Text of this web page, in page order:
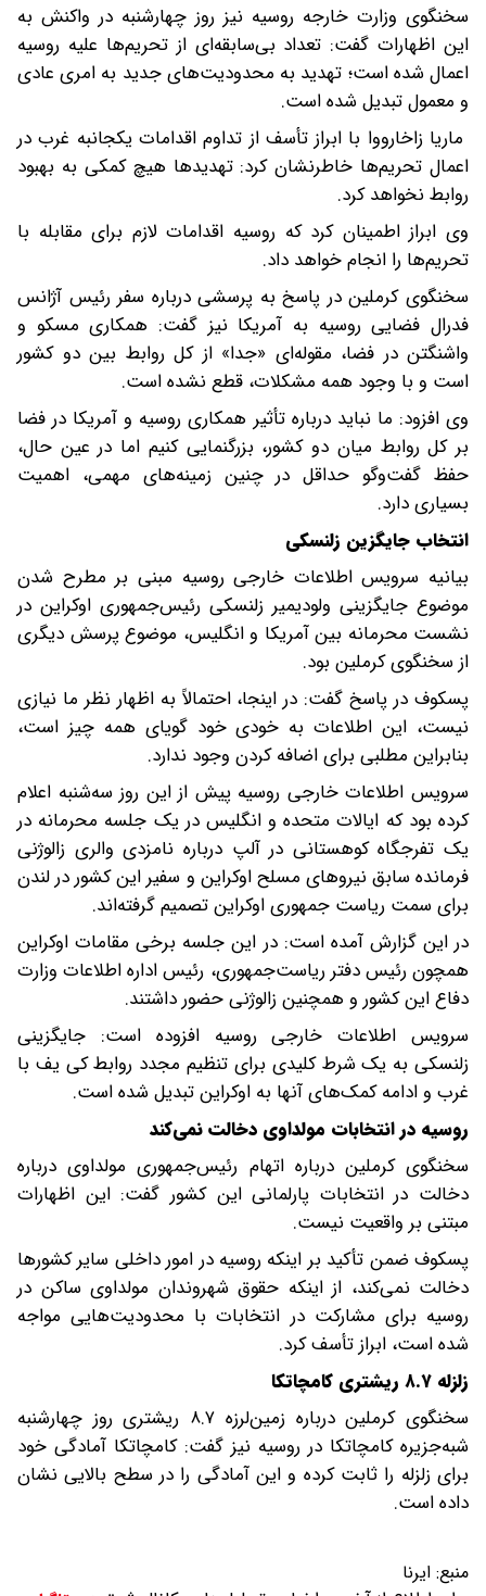
سخنگوی وزارت خارجه روسیه نیز روز چهارشنبه در واکنش به
این اظهارات گفت:‌ تعداد بی‌سابقه‌ای از تحریم‌ها علیه روسیه
اعمال شده است؛ تهدید به محدودیت‌های جدید به امری عادی
و معمول تبدیل شده است.
ماریا زاخارووا با ابراز تأسف از تداوم اقدامات یکجانبه غرب در
اعمال تحریم‌ها خاطرنشان کرد:‌ تهدیدها هیچ کمکی به بهبود
روابط نخواهد کرد.
وی ابراز اطمینان کرد که روسیه اقدامات لازم برای مقابله با
تحریم‌ها را انجام خواهد داد.
سخنگوی کرملین در پاسخ به پرسشی درباره سفر رئیس آژانس
فدرال فضایی روسیه به آمریکا نیز گفت: همکاری مسکو و
واشنگتن در فضا، مقوله‌ای «جدا» از کل روابط بین دو کشور
است و با وجود همه مشکلات، قطع نشده است.
وی افزود: ما نباید درباره تأثیر همکاری روسیه و آمریکا در فضا
بر کل روابط میان دو کشور، بزرگنمایی کنیم اما در عین حال،‌
حفظ گفت‌وگو حداقل در چنین زمینه‌های مهمی، اهمیت
بسیاری دارد.
انتخاب جایگزین زلنسکی
بیانیه سرویس اطلاعات خارجی روسیه مبنی بر مطرح شدن
موضوع جایگزینی ولودیمیر زلنسکی رئیس‌جمهوری اوکراین در
نشست محرمانه بین آمریکا و انگلیس، موضوع پرسش دیگری
از سخنگوی کرملین بود.
پسکوف در پاسخ گفت: در اینجا، احتمالاً به اظهار نظر ما نیازی
نیست، این اطلاعات به خودی خود گویای همه چیز است،
بنابراین مطلبی برای اضافه کردن وجود ندارد.
سرویس اطلاعات خارجی روسیه پیش از این روز سه‌شنبه اعلام
کرده بود که ایالات متحده و انگلیس در یک جلسه محرمانه در
یک تفرجگاه کوهستانی در آلپ درباره نامزدی والری زالوژنی
فرمانده سابق نیروهای مسلح اوکراین و سفیر این کشور در لندن
برای سمت ریاست جمهوری اوکراین تصمیم گرفته‌اند.
در این گزارش آمده است:‌ در این جلسه برخی مقامات اوکراین
همچون رئیس دفتر ریاست‌جمهوری، رئیس اداره اطلاعات وزارت
دفاع این کشور و همچنین زالوژنی حضور داشتند.
سرویس اطلاعات خارجی روسیه افزوده است: جایگزینی
زلنسکی به یک شرط کلیدی برای تنظیم مجدد روابط کی یف با
غرب و ادامه کمک‌های آنها به اوکراین تبدیل شده است.
روسیه در انتخابات مولداوی دخالت نمی‌کند
سخنگوی کرملین درباره اتهام رئیس‌جمهوری مولداوی درباره
دخالت در انتخابات پارلمانی این کشور گفت: این اظهارات
مبتنی بر واقعیت نیست.
پسکوف ضمن تأکید بر اینکه روسیه در امور داخلی سایر کشورها
دخالت نمی‌کند، از اینکه حقوق شهروندان مولداوی ساکن در
روسیه برای مشارکت در انتخابات با محدودیت‌هایی مواجه
شده است، ابراز تأسف کرد.
زلزله ۸.۷ ریشتری کامچاتکا
سخنگوی کرملین درباره زمین‌لرزه‌ ۸.۷ ریشتری روز چهارشنبه
شبه‌جزیره کامچاتکا در روسیه نیز گفت: کامچاتکا آمادگی خود
برای زلزله را ثابت کرده و این آمادگی را در سطح بالایی نشان
داده است.
منبع: ایرنا